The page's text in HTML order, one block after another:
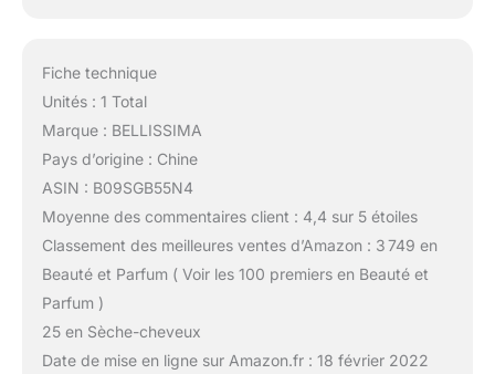
Fiche technique
Unités : 1 Total
Marque : BELLISSIMA
Pays d’origine : Chine
ASIN : B09SGB55N4
Moyenne des commentaires client : 4,4 sur 5 étoiles
Classement des meilleures ventes d’Amazon : 3 749 en
Beauté et Parfum ( Voir les 100 premiers en Beauté et
Parfum )
25 en Sèche-cheveux
Date de mise en ligne sur Amazon.fr : 18 février 2022